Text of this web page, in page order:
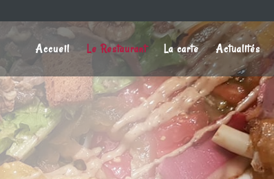
Accueil Le Restaurant La carte Actualités